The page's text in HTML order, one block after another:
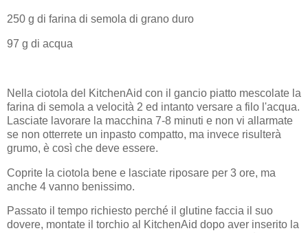
250 g di farina di semola di grano duro
97 g di acqua
Nella ciotola del KitchenAid con il gancio piatto mescolate la
farina di semola a velocità 2 ed intanto versare a filo l'acqua.
Lasciate lavorare la macchina 7-8 minuti e non vi allarmate
se non otterrete un inpasto compatto, ma invece risulterà
grumo, è così che deve essere.
Coprite la ciotola bene e lasciate riposare per 3 ore, ma
anche 4 vanno benissimo.
Passato il tempo richiesto perché il glutine faccia il suo
dovere, montate il torchio al KitchenAid dopo aver inserito la